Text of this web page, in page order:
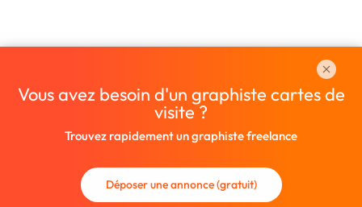
Vous avez besoin d'un graphiste cartes de
visite ?
Trouvez rapidement un graphiste freelance
Déposer une annonce (gratuit)